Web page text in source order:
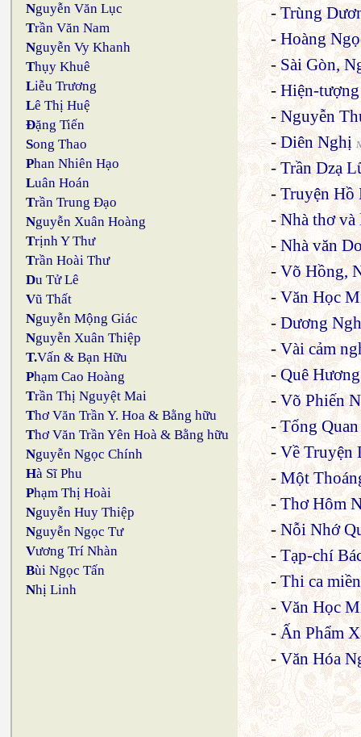
Nguyễn Văn Lục
Trần Văn Nam
Nguyễn Vy Khanh
Thụy Khuê
Liễu Trương
Lê Thị Huệ
Đặng Tiến
Song Thao
Phan Nhiên Hạo
Luân Hoán
Trần Trung Đạo
Nguyễn Xuân Hoàng
Trịnh Y Thư
Trần Hoài Thư
Du Tử Lê
Vũ Thất
Nguyễn Mộng Giác
Nguyễn Xuân Thiệp
T.Vấn & Bạn Hữu
Phạm Cao Hoàng
Trần Thị Nguyệt Mai
Thơ Văn Trần Y. Hoa & Bằng hữu
Thơ Văn Trần Yên Hoà & Bằng hữu
Nguyễn Ngọc Chính
Hà Sĩ Phu
Phạm Thị Hoài
Nguyễn Huy Thiệp
Nguyễn Ngọc Tư
Vương Trí Nhàn
Bùi Ngọc Tấn
Nhị Linh
-Trùng
-Hoàng
-Sài Gòn,
-Hiện-
-Nguyễn
-Diên Nghị
-Trần Dzạ
-Truyện Hồ
-Nhà thơ và
-Nhà văn
-Võ Hồng,
-Văn Học
-Dương
-Vài cảm
-Quê
-Võ Phiến
-Tổng
-Về Truyện
-Một
-Thơ Hôm
-Nỗi Nhớ
-Tạp-chí
-Thi ca
-Văn Học
-Ấn Phẩm
-Văn Hóa